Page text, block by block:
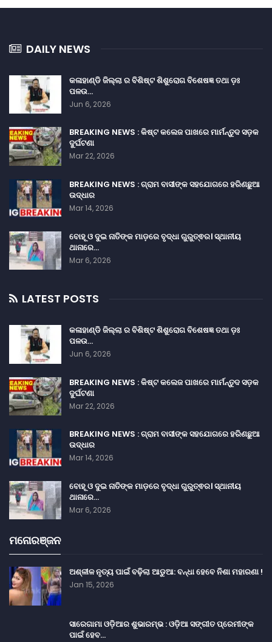
DAILY NEWS
କଳାହାଣ୍ଡି ଜିଲ୍ଲା ର ବିଶିଷ୍ଟ ଶିଶୁରୋଗ ବିଶେଷଜ୍ଞ ତଥା ଡ଼ଃ
ପଳଉ…
Jun 6, 2026
BREAKING NEWS : କିଷ୍ଟ କଲେଜ ପାଖରେ ମାର୍ମନ୍ତୁଦ ସଡ଼କ
ଦୁର୍ଘଟଣା
Mar 22, 2026
BREAKING NEWS : ଗ୍ରାମ ବାସୀଙ୍କ ସହଯୋଗରେ ହରିଣଛୁଆ
ଉଦ୍ଧାର
Mar 14, 2026
ବୋହୂ ଓ ଦୁଇ ନାତିଙ୍କ ମାଡ଼ରେ ବୃଦ୍ଧା ଗୁରୁତ୍ଵର। ସ୍ଥାନୀୟ
ଥାନାରେ…
Mar 6, 2026
LATEST POSTS
କଳାହାଣ୍ଡି ଜିଲ୍ଲା ର ବିଶିଷ୍ଟ ଶିଶୁରୋଗ ବିଶେଷଜ୍ଞ ତଥା ଡ଼ଃ
ପଳଉ…
Jun 6, 2026
BREAKING NEWS : କିଷ୍ଟ କଲେଜ ପାଖରେ ମାର୍ମନ୍ତୁଦ ସଡ଼କ
ଦୁର୍ଘଟଣା
Mar 22, 2026
BREAKING NEWS : ଗ୍ରାମ ବାସୀଙ୍କ ସହଯୋଗରେ ହରିଣଛୁଆ
ଉଦ୍ଧାର
Mar 14, 2026
ବୋହୂ ଓ ଦୁଇ ନାତିଙ୍କ ମାଡ଼ରେ ବୃଦ୍ଧା ଗୁରୁତ୍ଵର। ସ୍ଥାନୀୟ
ଥାନାରେ…
Mar 6, 2026
ମନୋରଞ୍ଜନ
ଅଶ୍ଳୀଳ ନୃତ୍ୟ ପାଇଁ ବଢ଼ିଲା ଆଡୁଆ: ବନ୍ଧା ହେବେ ନିଶା ମହାରଣା !
Jan 15, 2026
ସାରେଗାମା ଓଡ଼ିଆର ଶୁଭାରମ୍ଭ : ଓଡ଼ିଆ ସଙ୍ଗୀତ ପ୍ରେମୀଙ୍କ
ପାଇଁ ହେବ…